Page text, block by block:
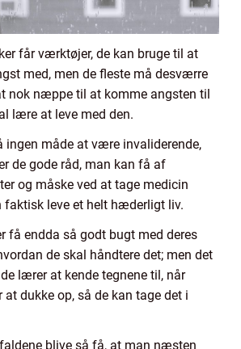
får værktøjer, de kan bruge til at
med, men de fleste må desværre
nok næppe til at komme angsten til
lære at leve med den.
ingen måde at være invaliderende,
de gode råd, man kan få af
og måske ved at tage medicin
faktisk leve et helt hæderligt liv.
få endda så godt bugt med deres
de skal håndtere det; men det
lærer at kende tegnene til, når
at dukke op, så de kan tage det i
blive så få, at man næsten